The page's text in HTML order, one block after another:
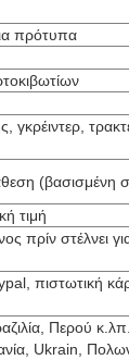
πρότυπα
γκρέιντερ,
(βασισμένη
τιμή
πρίν στέλνει
πιστωτική
Περού κ.λπ.
Ukrain,